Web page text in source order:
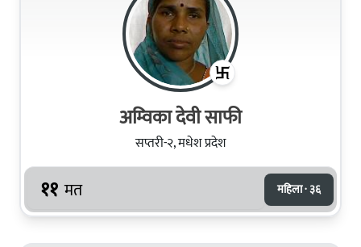
अम्‍विका देवी साफी
सप्तरी-२, मधेश प्रदेश
११ मत महिला · ३६